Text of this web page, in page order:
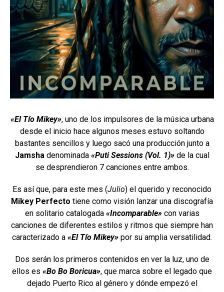
«El Tío Mikey», uno de los impulsores de la música urbana
desde el inicio hace algunos meses estuvo soltando
bastantes sencillos y luego sacó una producción junto a
Jamsha denominada «Puti Sessions (Vol. 1)»de la cual
se desprendieron 7 canciones entre ambos.
Es así que, para este mes (Julio) el querido y reconocido
Mikey Perfecto tiene como visión lanzar una discografía
en solitario catalogada «Incomparable»con varias
canciones de diferentes estilos y ritmos que siempre han
caracterizado a «El Tío Mikey» por su amplia versatilidad.
Dos serán los primeros contenidos en ver la luz, uno de
ellos es «Bo Bo Boricua», que marca sobre el legado que
dejado Puerto Rico al género y dónde empezó el